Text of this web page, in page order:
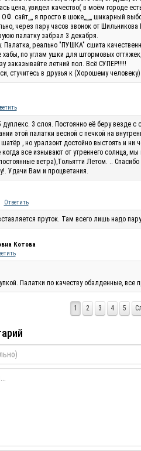
цена, увидел качество( в моём городе
ОФ. сайт,,,, я просто в шоке,,,,,,, шикарный
через пару часов звонок от
палатку забрал 3 декабря.
Палатка, реально "ПУШКА" сшита
по углам ушки для штормовых
заказывайте летний пол. Всё СУПЕР!!!!!
стучитесь в друзья к (Хорошему человеку)
дуплекс. 3 слоя. Постоянно её беру
этой палатки весной с печкой на
, но уралзонт достойно выстоять и
все изнывают от утреннего солнца,
ветра),Тольятти Летом. ..
Удачи Вам и процветания.
Ответить
пруток. Там всего лишь надо
Котова
Палатки по качеству обалденные, все
1 2 3 4 5